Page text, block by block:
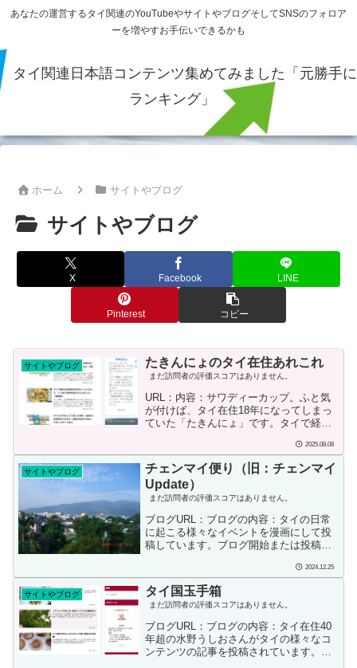
あなたの運営するタイ関連のYouTubeやサイトやブログそしてSNSのフォロア
ーを増やすお手伝いできるかも
タイ関連日本語コンテンツ集めてみました「元勝手に
ランキング」
ホーム サイトやブログ
サイトやブログ
X Facebook LINE
Pinterest コピー
サイトやブログ たきんにょのタイ在住あれこれ
まだ訪問者の評価スコアはありません。
URL：内容：サワディーカップ。ふと気
が付けば、タイ在住18年になってしまっ
ていた「たきんにょ」です。タイで経験
その他、思うままに書いて行こうかなと
考えてます。読んでいただける方には、
ほんの少しでも役立つ情報が発信できれ
ば嬉しいです。今日も見に来ていただ
き、コープクンカップ。投稿者の情報：
サワディーカップ。タイ在住１８年の
「たきんにょ」と申します。「たきんに
ょのタイ在住あれこれ」ブログをお読み
いただき、有難うございます。タイでの
暮らし、タイで仕事、タイで旅行、...
2025.08.08
サイトやブログ
チェンマイ便り（旧：チェンマイ
Update）
まだ訪問者の評価スコアはありません。
ブログURL：ブログの内容：タイの日常
に起こる様々なイベントを漫画にして投
稿しています。ブログ開始または投稿
チェンマイをベースにメコン、アセアン
の経済、見所、食べ物を日本と比較して
紹介します。ただし投資をアドバイスす
るものではありません。コメント記入は
題字をクリック下さい。by バンディ北タ
イのチェンマイをベースに非常に広いカ
テゴリーで記事を載せているブログで感
心しました。お勧めは「タイ人と日本
2024.12.25
サイトやブログ タイ国玉手箱
まだ訪問者の評価スコアはありません。
ブログURL：ブログの内容：タイ在住40
年超の水野うしおさんがタイの様々なコ
ンテンツの記事を投稿されています。ブ